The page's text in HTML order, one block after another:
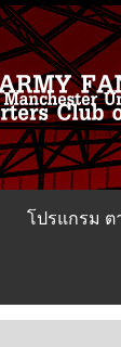
โปรแกรม ต